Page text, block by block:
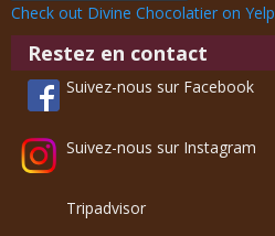
Check out Divine Chocolatier on Yelp
Restez en contact
Suivez-nous sur Facebook
Suivez-nous sur Instagram
Tripadvisor